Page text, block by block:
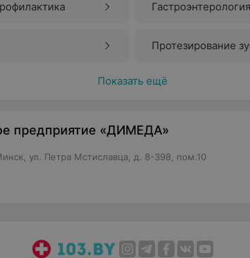
Гастроэнтерология
Протезирование
Показать ещё
предприятие «ДИМЕДА»
ул. Петра Мстиславца, д. 8-398, пом.10